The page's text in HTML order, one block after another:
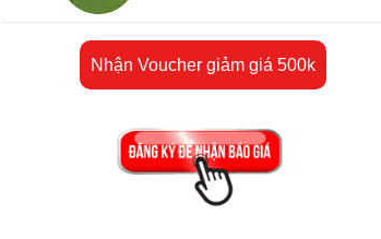
Nhận Voucher giảm giá 500k